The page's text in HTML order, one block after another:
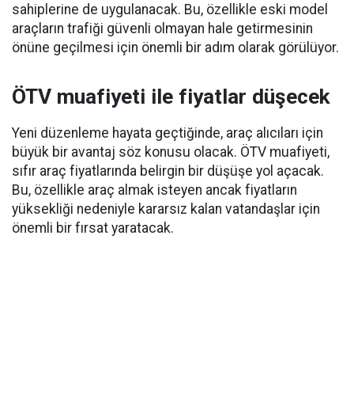
sahiplerine de uygulanacak. Bu, özellikle eski model
araçların trafiği güvenli olmayan hale getirmesinin
önüne geçilmesi için önemli bir adım olarak görülüyor.
ÖTV muafiyeti ile fiyatlar düşecek
Yeni düzenleme hayata geçtiğinde, araç alıcıları için
büyük bir avantaj söz konusu olacak. ÖTV muafiyeti,
sıfır araç fiyatlarında belirgin bir düşüşe yol açacak.
Bu, özellikle araç almak isteyen ancak fiyatların
yüksekliği nedeniyle kararsız kalan vatandaşlar için
önemli bir fırsat yaratacak.